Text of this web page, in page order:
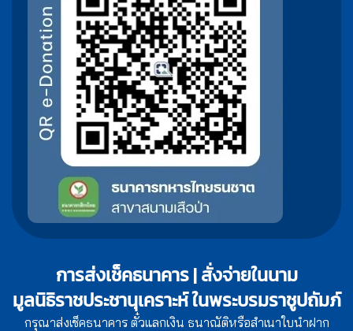
การส่งเช็คธนาคาร | สั่งจ่ายในนาม
มูลนิธิราชประชานุเคราะห์ ในพระบรมราชูปถัมภ์
กรุณาส่งเช็คธนาคาร ตั๋วแลกเงิน ธนาณัติหรือสำเนาใบนำฝาก